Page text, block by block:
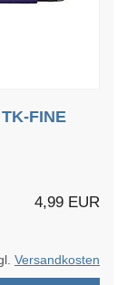
FINE
4,99 EUR
Versandkosten